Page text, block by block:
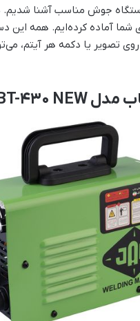
جوش مناسب آشنا شدیم.
شما آماده کرده‌ایم. همه
تصویر یا دکمه هر آیتم،